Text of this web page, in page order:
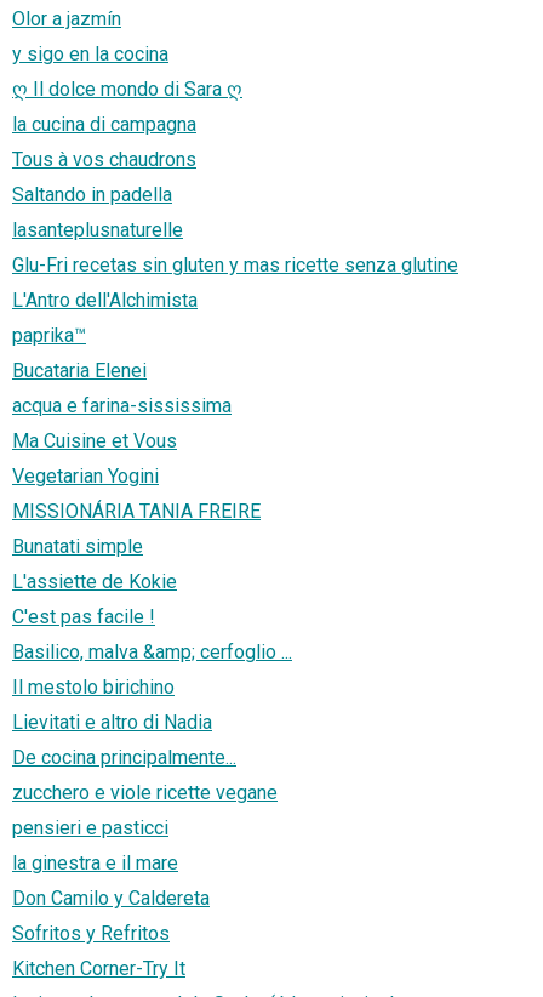
Olor a jazmín
y sigo en la cocina
ღ Il dolce mondo di Sara ღ
la cucina di campagna
Tous à vos chaudrons
Saltando in padella
lasanteplusnaturelle
Glu-Fri recetas sin gluten y mas ricette senza glutine
L'Antro dell'Alchimista
paprika™
Bucataria Elenei
acqua e farina-sississima
Ma Cuisine et Vous
Vegetarian Yogini
MISSIONÁRIA TANIA FREIRE
Bunatati simple
L'assiette de Kokie
C'est pas facile !
Basilico, malva &amp; cerfoglio ...
Il mestolo birichino
Lievitati e altro di Nadia
De cocina principalmente...
zucchero e viole ricette vegane
pensieri e pasticci
la ginestra e il mare
Don Camilo y Caldereta
Sofritos y Refritos
Kitchen Corner-Try It